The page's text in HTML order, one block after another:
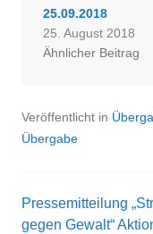
25.09.2018
25. August 2018
Ähnlicher Beitrag
Veröffentlicht in
Übergabe
Beitrags-
Pressemitteilung
gegen Gewalt“